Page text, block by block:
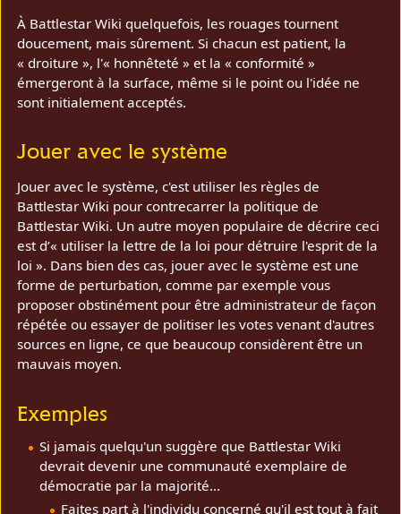
À Battlestar Wiki quelquefois, les rouages tournent
doucement, mais sûrement. Si chacun est patient, la
« droiture », l'« honnêteté » et la « conformité »
émergeront à la surface, même si le point ou l'idée ne
sont initialement acceptés.
Jouer avec le système
Jouer avec le système, c'est utiliser les règles de
Battlestar Wiki pour contrecarrer la politique de
Battlestar Wiki. Un autre moyen populaire de décrire ceci
est d’« utiliser la lettre de la loi pour détruire l'esprit de la
loi ». Dans bien des cas, jouer avec le système est une
forme de perturbation, comme par exemple vous
proposer obstinément pour être administrateur de façon
répétée ou essayer de politiser les votes venant d'autres
sources en ligne, ce que beaucoup considèrent être un
mauvais moyen.
Exemples
Si jamais quelqu'un suggère que Battlestar Wiki
devrait devenir une communauté exemplaire de
démocratie par la majorité...
Faites part à l'individu concerné qu'il est tout à fait